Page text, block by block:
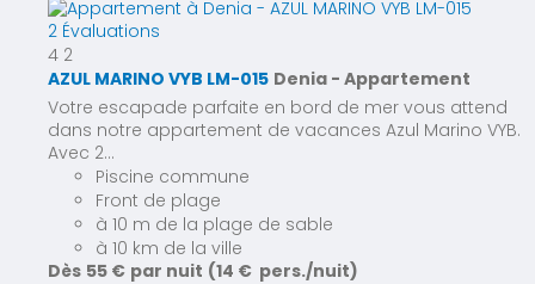
2 Évaluations
4 2
AZUL MARINO VYB LM-015 Denia - Appartement
Votre escapade parfaite en bord de mer vous attend
dans notre appartement de vacances Azul Marino VYB.
Avec 2...
Piscine commune
Front de plage
à 10 m de la plage de sable
à 10 km de la ville
Dès 55 € par nuit (14 € pers./nuit)